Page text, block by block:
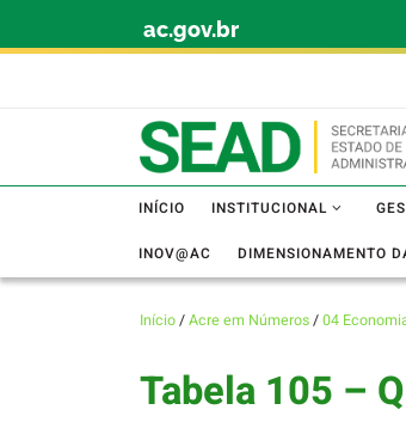
ac.gov.br
INÍCIO INSTITUCIONAL
INOV@AC DIMENSIONAMENTO
Início/Acre em Números/04
Tabela 105 –